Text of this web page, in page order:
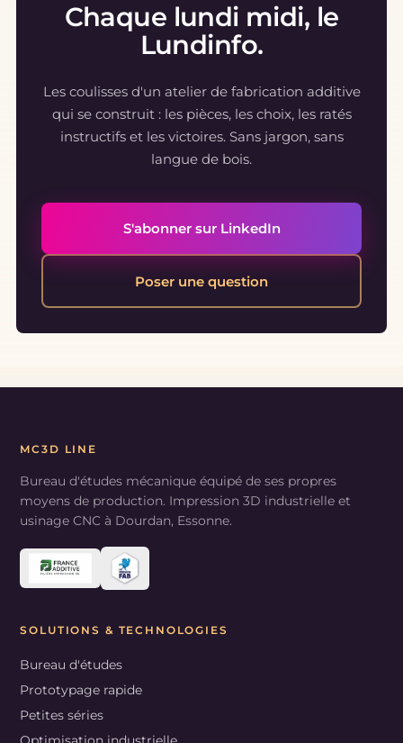
Chaque lundi midi, le
Lundinfo.
Les coulisses d'un atelier de fabrication additive
qui se construit : les pièces, les choix, les ratés
instructifs et les victoires. Sans jargon, sans
langue de bois.
S'abonner sur LinkedIn
Poser une question
MC3D LINE
Bureau d'études mécanique équipé de ses propres
moyens de production. Impression 3D industrielle et
usinage CNC à Dourdan, Essonne.
SOLUTIONS & TECHNOLOGIES
Bureau d'études
Prototypage rapide
Petites séries